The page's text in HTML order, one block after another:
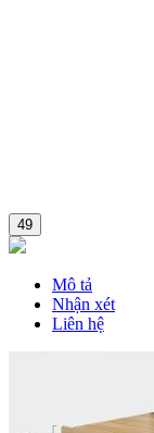
49
Mô tả
Nhận xét
Liên hệ